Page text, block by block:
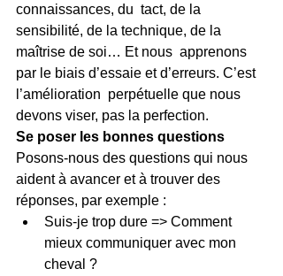
connaissances, du  tact, de la
sensibilité, de la technique, de la
maîtrise de soi… Et nous  apprenons
par le biais d’essaie et d’erreurs. C’est
l’amélioration  perpétuelle que nous
devons viser, pas la perfection.
Se poser les bonnes questions
Posons-nous des questions qui nous
aident à avancer et à trouver des
réponses, par exemple :
Suis-je trop dure => Comment
mieux communiquer avec mon
cheval ?